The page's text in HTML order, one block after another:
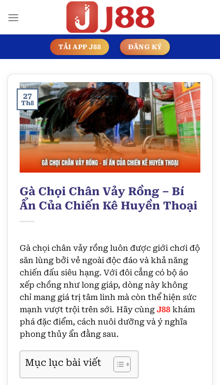
đến
TẢI APP J88 ĐĂNG KÝ
27
Th8
Gà Chọi Chân Vảy Rồng – Bí
Ẩn Của Chiến Kê Huyền Thoại
Gà chọi chân vảy rồng luôn được giới chơi độ
săn lùng bởi vẻ ngoài độc đáo và khả năng
chiến đấu siêu hạng. Với đôi cẳng có bộ áo
xếp chồng như long giáp, dòng này không
chỉ mang giá trị tâm linh mà còn thể hiện sức
mạnh vượt trội trên sới. Hãy cùng J88 khám
phá đặc điểm, cách nuôi dưỡng và ý nghĩa
phong thủy ẩn đằng sau.
Mục lục bài viết